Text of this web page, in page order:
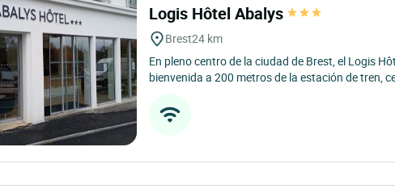
Logis Hôtel Abalys
Brest24 km
En pleno centro de la ciudad de Brest, el Logis
bienvenida a 200 metros de la estación de tren,